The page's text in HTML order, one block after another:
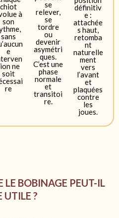
chiot
à
son
sans
e
ne
soit
re
se
relever,
se
tordre
ou
devenir
asymétri
ques.
C’est une
phase
normale
et
transitoi
re.
définitiv
e :
attachée
s haut,
retomba
nt
naturelle
ment
vers
l’avant
et
plaquées
contre
les
joues.
LE BOBINAGE PEUT-IL
UTILE ?